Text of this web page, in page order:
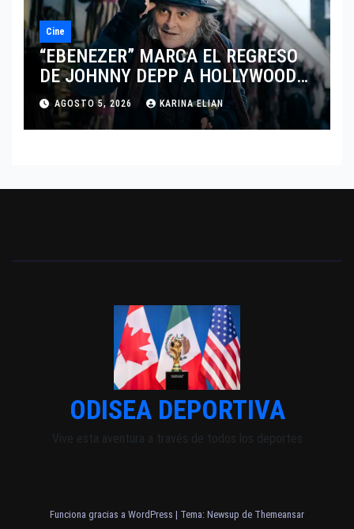
Cine
“EBENEZER” MARCA EL REGRESO
DE JOHNNY DEPP A HOLLYWOOD
TRAS SU PASO POR EL CINE
INDEPENDIENTE EUROPEO
AGOSTO 5, 2026 KARINA ELIAN
ODISEA DEPORTIVA
Vive esta aventura a través de todos los deportes
Funciona gracias a WordPress | Tema: Newsup de Themeansar